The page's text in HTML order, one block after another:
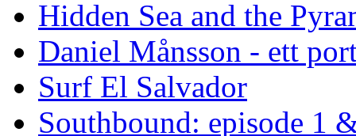
Hidden Sea and the
Daniel Månsson - ett
Surf El Salvador
Southbound: episode 1